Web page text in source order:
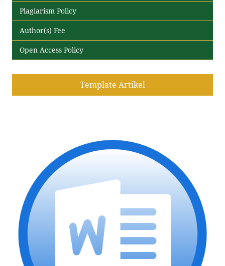
Plagiarism Policy
Author(s) Fee
Open Access Policy
Template Artikel